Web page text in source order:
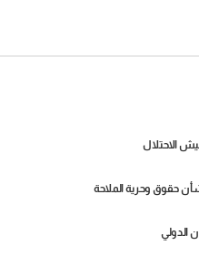
حقوق وحرية الملاحة
الدولي